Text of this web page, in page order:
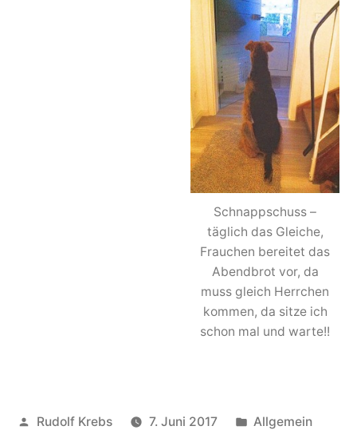
Schnappschuss –
täglich das Gleiche,
Frauchen bereitet das
Abendbrot vor, da
muss gleich Herrchen
kommen, da sitze ich
schon mal und warte!!
Veröffentlicht
Rudolf Krebs 7. Juni 2017
Veröffentlicht
Allgemein